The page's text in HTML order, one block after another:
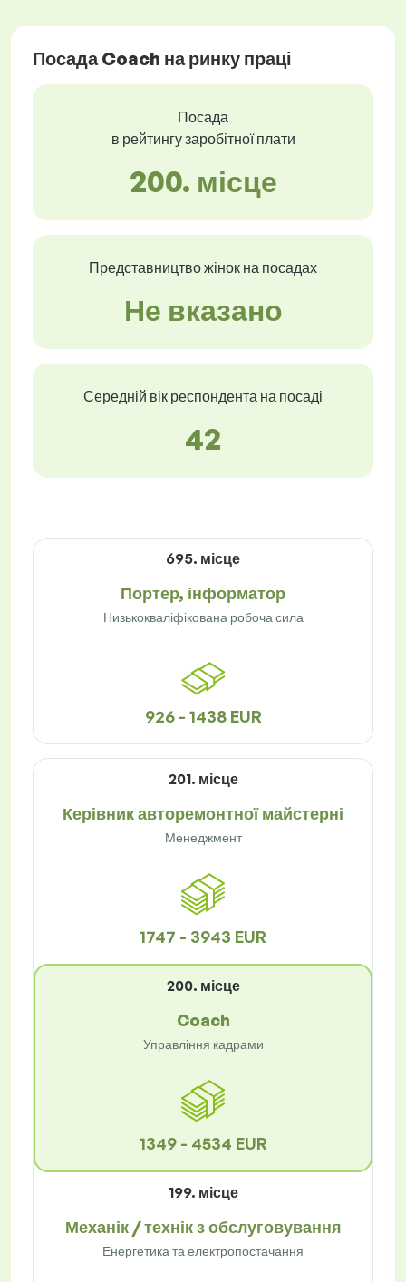
Посада Coach на ринку праці
Посада
в рейтингу заробітної плати
200. місце
Представництво жінок на посадах
Не вказано
Середній вік респондента на посаді
42
695. місце
Портер, інформатор
Низькокваліфікована робоча сила
926 - 1438 EUR
201. місце
Керівник авторемонтної майстерні
Менеджмент
1747 - 3943 EUR
200. місце
Coach
Управління кадрами
1349 - 4534 EUR
199. місце
Механік / технік з обслуговування
Енергетика та електропостачання